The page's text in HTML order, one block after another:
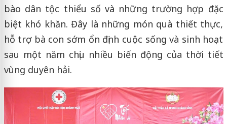
bào dân tộc thiểu số và những trường hợp đặc
biệt khó khăn. Đây là những món quà thiết thực,
hỗ trợ bà con sớm ổn định cuộc sống và sinh hoạt
sau một năm chịu nhiều biến động của thời tiết
vùng duyên hải.